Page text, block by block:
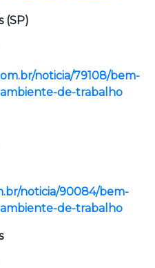
(SP)
noticia/79108/bem-
de-trabalho
noticia/90084/bem-
de-trabalho